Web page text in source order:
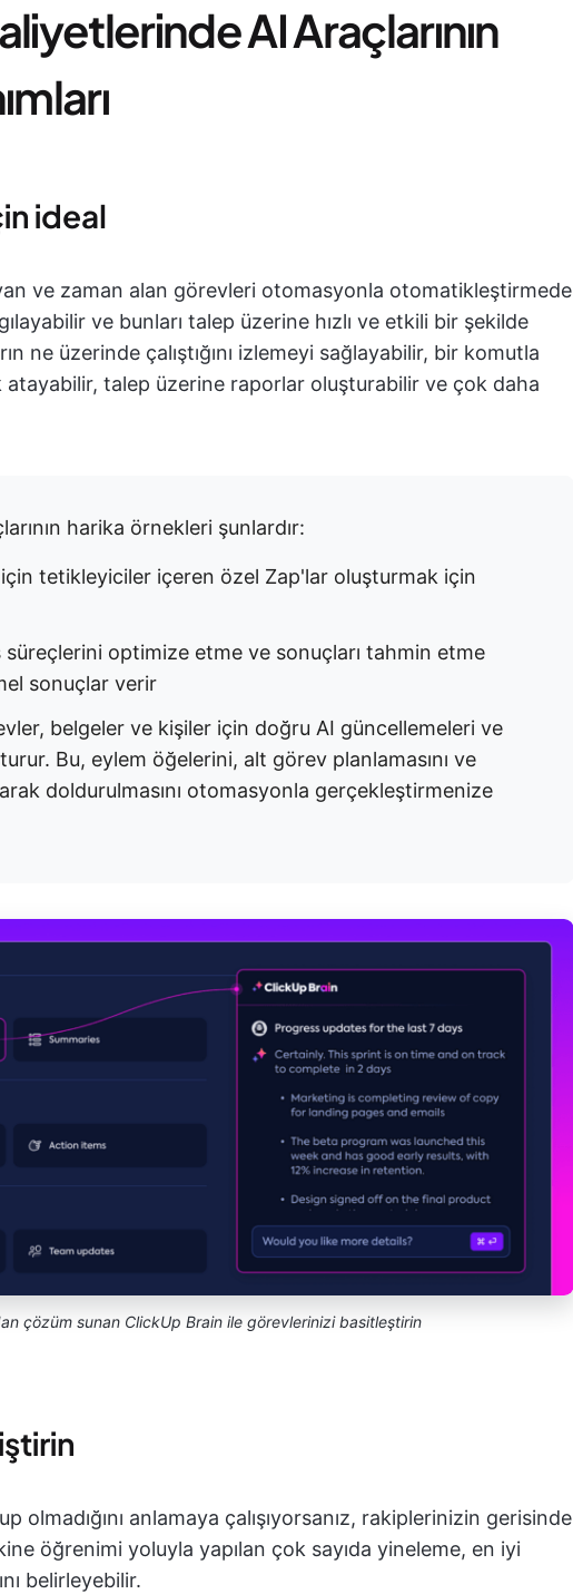
AI Araçlarının
ideal
ve zaman alan görevleri otomasyonla otomatikleştirmede
ve bunları talep üzerine hızlı ve etkili bir şekilde
ne üzerinde çalıştığını izlemeyi sağlayabilir, bir komutla
talep üzerine raporlar oluşturabilir ve çok daha
harika örnekleri şunlardır:
tetikleyiciler içeren özel Zap'lar oluşturmak için
süreçlerini optimize etme ve sonuçları tahmin etme
sonuçlar verir
belgeler ve kişiler için doğru AI güncellemeleri ve
Bu, eylem öğelerini, alt görev planlamasını ve
doldurulmasını otomasyonla gerçekleştirmenize
çözüm sunan ClickUp Brain ile görevlerinizi basitleştirin
olmadığını anlamaya çalışıyorsanız, rakiplerinizin gerisinde
öğrenimi yoluyla yapılan çok sayıda yineleme, en iyi
belirleyebilir.